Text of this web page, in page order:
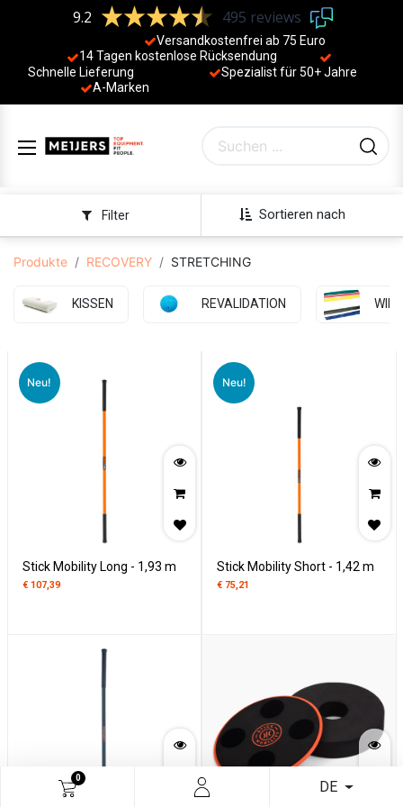
0
DE
9.2 495 reviews
Versandkostenfrei ab 75 Euro
14 Tagen kostenlose Rücksendung
Schnelle Lieferung
Spezialist für 50+ Jahre
A-Marken
Sortieren nach
Filter
Produkte RECOVERY STRETCHING
KISSEN REVALIDATION
Neu!
Stick Mobility Long - 1,93 m
€ 107,39
Neu!
Stick Mobility Short - 1,42 m
€ 75,21